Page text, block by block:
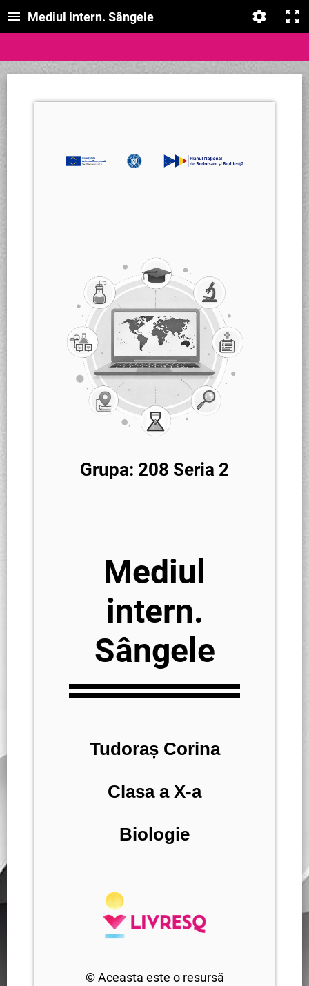
Mediul intern. Sângele
Grupa: 208 Seria 2
Mediul
intern.
Sângele
Tudoraș Corina
Clasa a X-a
Biologie
© Aceasta este o resursă